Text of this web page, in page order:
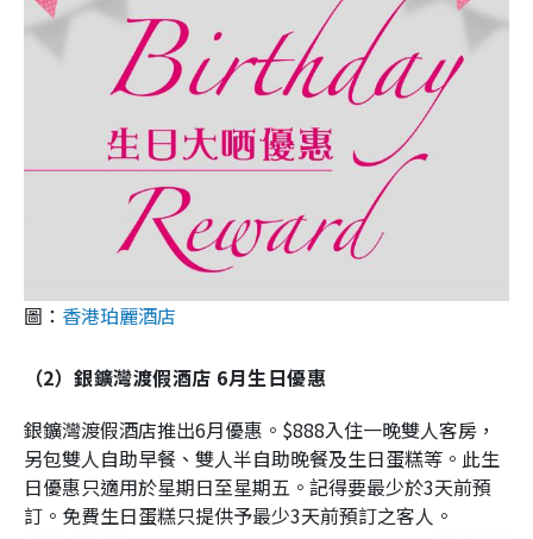
圖： 香港珀麗酒店
（2）銀鑛灣渡假酒店 6月生日優惠
銀鑛灣渡假酒店推出6月優惠。$888入住一晚雙人客房，
另包雙人自助早餐、雙人半自助晚餐及生日蛋糕等。此生
日優惠只適用於星期日至星期五。記得要最少於3天前預
訂。免費生日蛋糕只提供予最少3天前預訂之客人。